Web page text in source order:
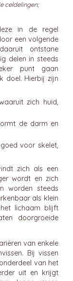
celdelingen;
in de regel
een volgende
ontstane
delen in steeds
punt gaan
doel. Hierbij zijn
zich huid,
de darm en
voor skelet,
zich als een
wordt en zich
worden steeds
als klein
lichaam blijft
doorgroeide
van enkele
. Bij vissen
van het
uit en krijgt